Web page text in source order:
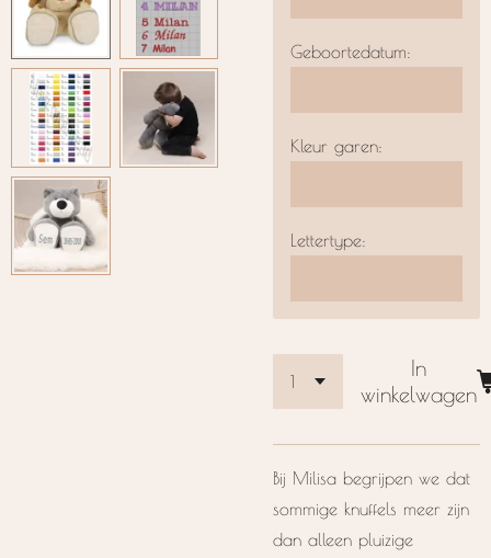
Geboortedatum:
Kleur garen:
Lettertype:
In
winkelwagen
Bij Milisa begrijpen we dat
sommige knuffels meer zijn
dan alleen pluizige